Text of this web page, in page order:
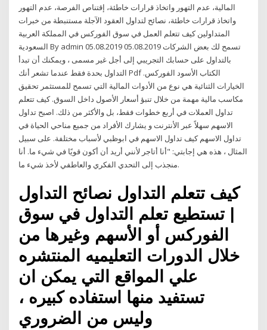
المالية، عدم التهور واتخاذ قرارات خاطئة، إقتناص الفرصة، عدم التهور
واتخاذ قرارات خاطئة، نصائح لتداول العقود الآجلة مستنبطة من خبرات
المتداولين كيف تتعلم العمل في سوق الفوركس في المملكة العربية
السعودية By admin 05.08.2019 05.08.2019 تسمح لك بعض الشركات
بالتداول على حسابك التجريبي إلى أجل غير مسمى ، ويمكنك أن تبدأ
التداول بحدة فقط عندما تشعر أنك Pdf الكتاب الأسود الفوركس.
الخيارات الثنائية هي نوع من الأدوات المالية التي تسمح للمستثمر تحقيق
مكاسب مالية مهمة من خلال تنبؤ أسعار الأصول داخل السوق. كيف تتعلم
تداول العملات في أربع خطوات فقط، بل والأكثر من ذلك. اصبح تداول
الاسهم سهلاً عبر الأنترنت و يشارك الأفراد من جميع مناحي الحياة في
تداول الاسهم كيف تداول الاسهم في ابوظبي لأسباب مختلفة. على سبيل
المثال ، هذه هي إجابتي: "أنا أتاجر لأنني أريد أن أكون قويًا في شيء ما. أنا
منجذب إلى التحدي الفكري والعاطفي لأخذ شيء ما.
كيف تتعلم التداول نصائح التداول
| تستطيع تعلم التداول في سوق
الفوركس أو الأسهم وغيرها من
خلال الدورات التعليميه المنتشره
علي المواقع التي يمكن ان
تستفيد منها استفاده كبيره ،
وليس من الضروري